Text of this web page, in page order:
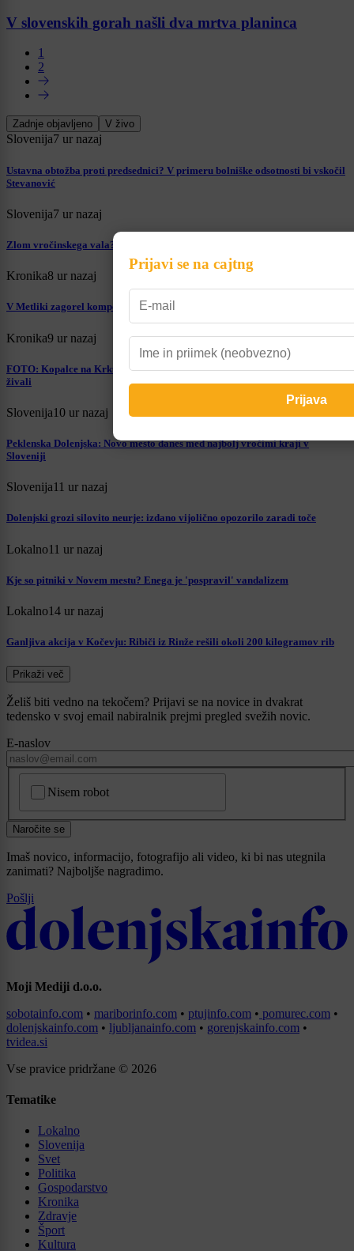
V slovenskih gorah našli dva mrtva planinca
1
2
Zadnje objavljeno V živo
Slovenija7 ur nazaj
Ustavna obtožba proti predsednici? V primeru bolniške odsotnosti bi vskočil
Stevanović
Slovenija7 ur nazaj
Zlom vročinskega vala? Nevihtam bo hitro sledila nova pripeka
Kronika8 ur nazaj
V Metliki zagorel kompostnik, ogenj se je razširil na travnato brežino
Kronika9 ur nazaj
FOTO: Kopalce na Krku pričakal žalosten prizor, v morju našli poginuli
živali
Slovenija10 ur nazaj
Peklenska Dolenjska: Novo mesto danes med najbolj vročimi kraji v
Sloveniji
Slovenija11 ur nazaj
Dolenjski grozi silovito neurje: izdano vijolično opozorilo zaradi toče
Lokalno11 ur nazaj
Kje so pitniki v Novem mestu? Enega je 'pospravil' vandalizem
Lokalno14 ur nazaj
Ganljiva akcija v Kočevju: Ribiči iz Rinže rešili okoli 200 kilogramov rib
Prikaži več
Želiš biti vedno na tekočem? Prijavi se na novice in dvakrat
tedensko v svoj email nabiralnik prejmi pregled svežih novic.
E-naslov
Nisem robot
Naročite se
Imaš novico, informacijo, fotografijo ali video, ki bi nas utegnila
zanimati? Najboljše nagradimo.
Pošlji
Moji Mediji d.o.o.
sobotainfo.com • mariborinfo.com • ptujinfo.com • pomurec.com •
dolenjskainfo.com • ljubljanainfo.com • gorenjskainfo.com •
tvidea.si
Vse pravice pridržane © 2026
Tematike
Lokalno
Slovenija
Svet
Politika
Gospodarstvo
Kronika
Zdravje
Šport
Kultura
Prijavi se na cajtng